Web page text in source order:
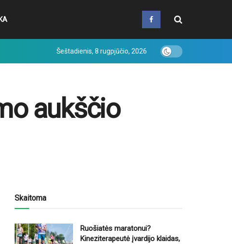
Šeštadienis, 8 rugpjūčio, 2026
aukščio
Skaitoma
Ruošiatės maratonui?
Kineziterapeutė įvardijo klaidas,